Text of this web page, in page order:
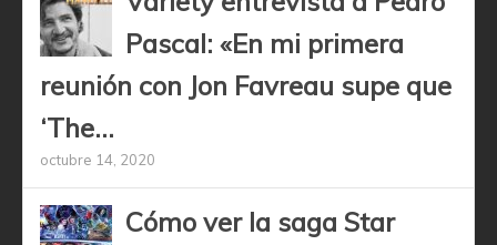
Pascal: «En mi primera
reunión con Jon Favreau supe que
‘The...
octubre 14, 2020
Cómo ver la saga Star